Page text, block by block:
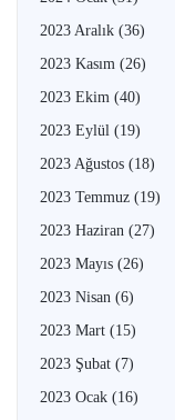
2023 Aralık (36)
2023 Kasım (26)
2023 Ekim (40)
2023 Eylül (19)
2023 Ağustos (18)
2023 Temmuz (19)
2023 Haziran (27)
2023 Mayıs (26)
2023 Nisan (6)
2023 Mart (15)
2023 Şubat (7)
2023 Ocak (16)